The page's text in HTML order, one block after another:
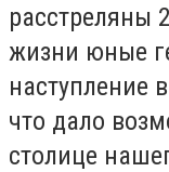
расстреляны
жизни юные
наступление
что дало
столице